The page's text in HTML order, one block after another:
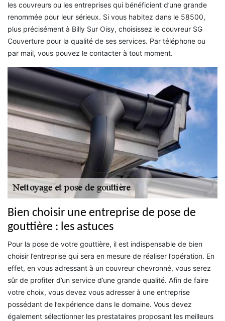
les couvreurs ou les entreprises qui bénéficient d’une grande
renommée pour leur sérieux. Si vous habitez dans le 58500,
plus précisément à Billy Sur Oisy, choisissez le couvreur SG
Couverture pour la qualité de ses services. Par téléphone ou
par mail, vous pouvez le contacter à tout moment.
Bien choisir une entreprise de pose de
gouttière : les astuces
Pour la pose de votre gouttière, il est indispensable de bien
choisir l’entreprise qui sera en mesure de réaliser l’opération. En
effet, en vous adressant à un couvreur chevronné, vous serez
sûr de profiter d’un service d’une grande qualité. Afin de faire
votre choix, vous devez vous adresser à une entreprise
possédant de l’expérience dans le domaine. Vous devez
également sélectionner les prestataires proposant les meilleurs